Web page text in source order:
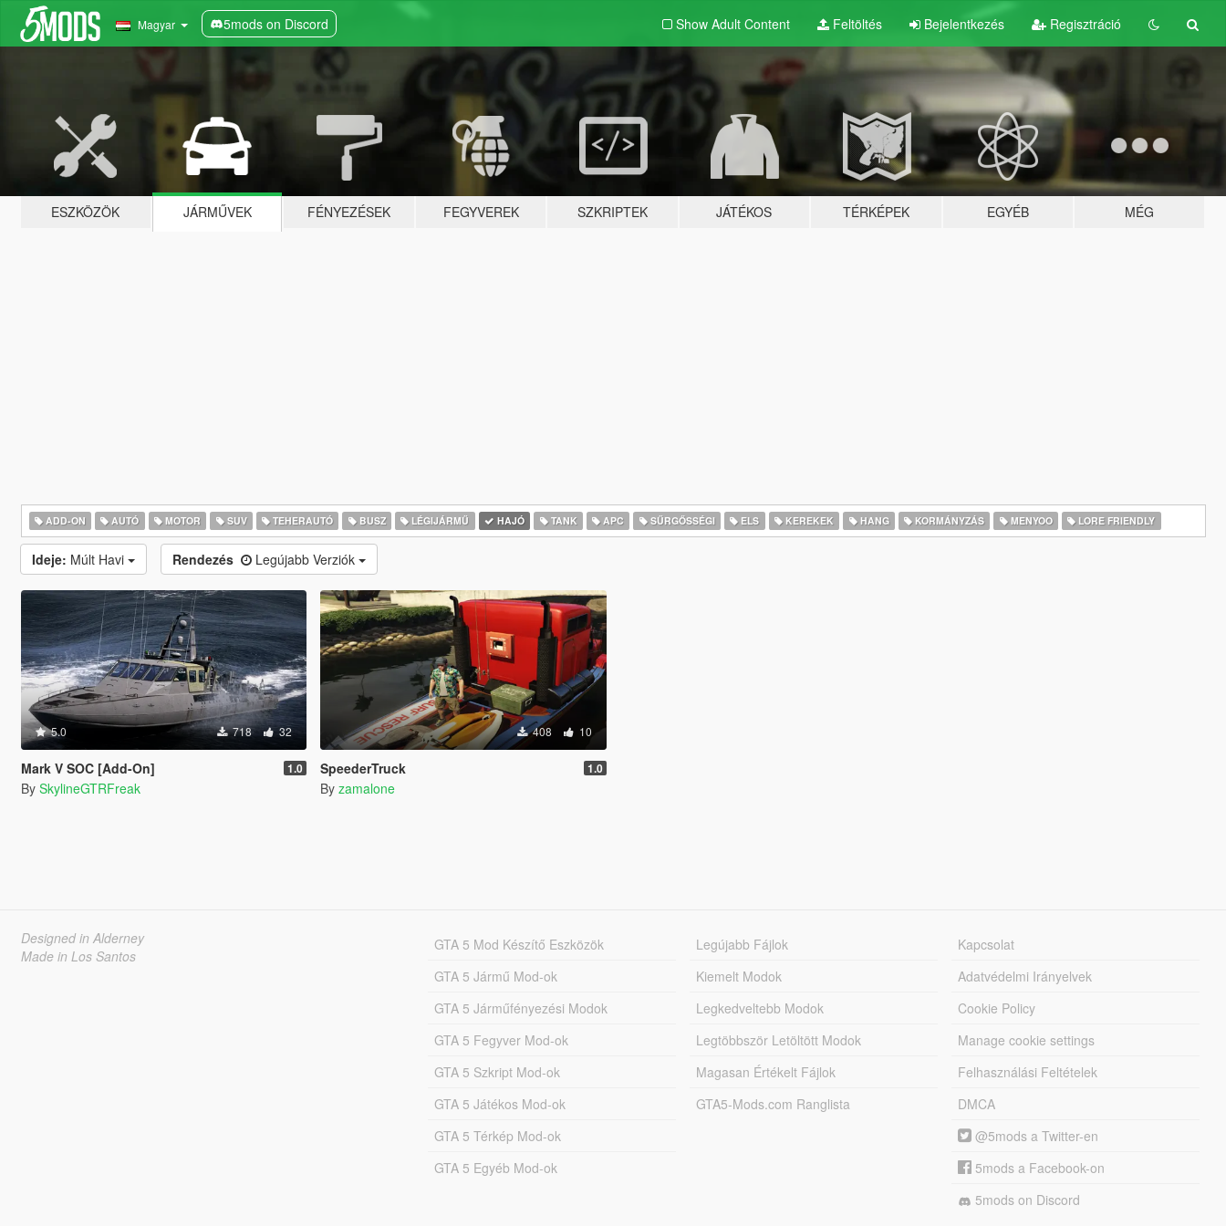
Magyar 5mods on Discord Show Adult Content Feltöltés Bejelentkezés Regisztráció
ESZKÖZÖK JÁRMŰVEK FÉNYEZÉSEK FEGYVEREK SZKRIPTEK JÁTÉKOS TÉRKÉPEK EGYÉB MÉG
ADD-ON AUTÓ MOTOR SUV TEHERAUTÓ BUSZ LÉGIJÁRMŰ HAJÓ TANK APC SŰRGŐSSÉGI ELS KEREKEK HANG KORMÁNYZÁS MENYOO LORE FRIENDLY
Ideje: Múlt Havi Rendezés Legújabb Verziók
5.0 718 32
Mark V SOC [Add-On] 1.0
By SkylineGTRFreak
408 10
SpeederTruck 1.0
By zamalone
Designed in Alderney
Made in Los Santos
GTA 5 Mod Készítő Eszközök
GTA 5 Jármű Mod-ok
GTA 5 Járműfényezési Modok
GTA 5 Fegyver Mod-ok
GTA 5 Szkript Mod-ok
GTA 5 Játékos Mod-ok
GTA 5 Térkép Mod-ok
GTA 5 Egyéb Mod-ok
Legújabb Fájlok
Kiemelt Modok
Legkedveltebb Modok
Legtöbbször Letöltött Modok
Magasan Értékelt Fájlok
GTA5-Mods.com Ranglista
Kapcsolat
Adatvédelmi Irányelvek
Cookie Policy
Manage cookie settings
Felhasználási Feltételek
DMCA
@5mods a Twitter-en
5mods a Facebook-on
5mods on Discord